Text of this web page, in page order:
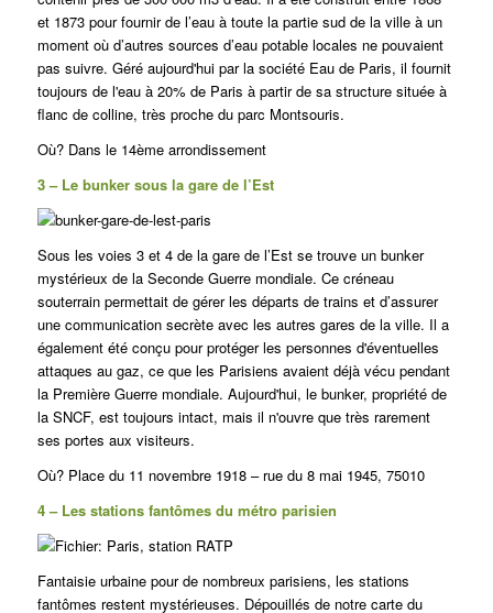
et 1873 pour fournir de l’eau à toute la partie sud de la ville à un
moment où d’autres sources d’eau potable locales ne pouvaient
pas suivre. Géré aujourd'hui par la société Eau de Paris, il fournit
toujours de l'eau à 20% de Paris à partir de sa structure située à
flanc de colline, très proche du parc Montsouris.
Où? Dans le 14ème arrondissement
3 – Le bunker sous la gare de l’Est
Sous les voies 3 et 4 de la gare de l’Est se trouve un bunker
mystérieux de la Seconde Guerre mondiale. Ce créneau
souterrain permettait de gérer les départs de trains et d’assurer
une communication secrète avec les autres gares de la ville. Il a
également été conçu pour protéger les personnes d'éventuelles
attaques au gaz, ce que les Parisiens avaient déjà vécu pendant
la Première Guerre mondiale. Aujourd'hui, le bunker, propriété de
la SNCF, est toujours intact, mais il n'ouvre que très rarement
ses portes aux visiteurs.
Où? Place du 11 novembre 1918 – rue du 8 mai 1945, 75010
4 – Les stations fantômes du métro parisien
Fantaisie urbaine pour de nombreux parisiens, les stations
fantômes restent mystérieuses. Dépouillés de notre carte du